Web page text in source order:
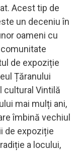
Acest tip de
un deceniu în
oameni cu
de expoziție
Țăranului
cultural Vintilă
mai mulți ani,
îmbină vechiul
de expoziție
a locului,